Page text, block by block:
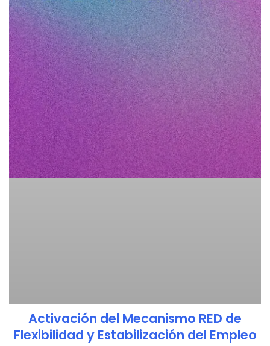
Activación del Mecanismo RED de
Flexibilidad y Estabilización del Empleo